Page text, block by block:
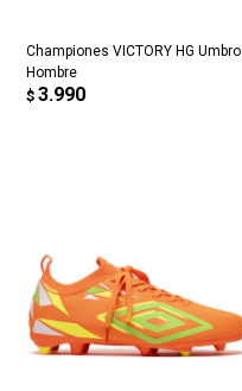
Championes VICTORY HG Umbro
Hombre
$ 3.990